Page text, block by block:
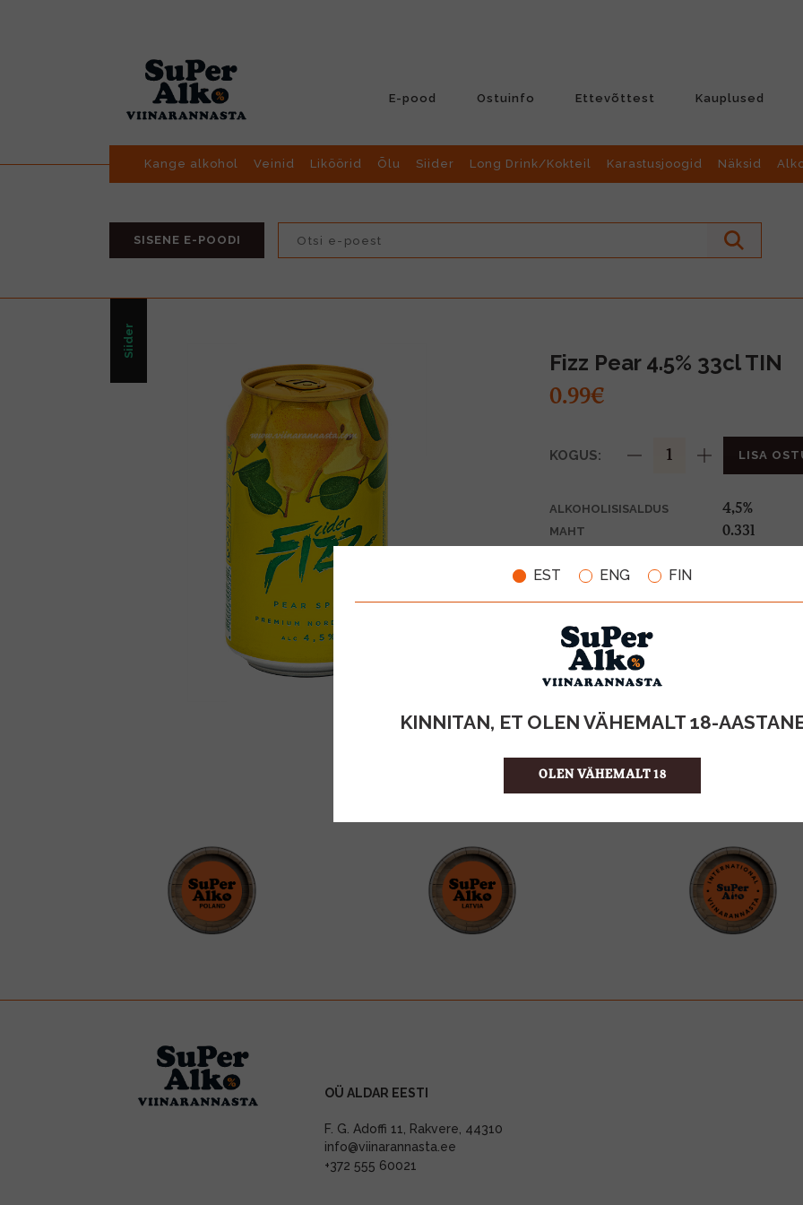
EST ENG FIN
KINNITAN, ET OLEN VÄHEMALT 18-
OLEN VÄHEMALT 18
E-pood Ostuinfo Ettevõttest Kauplused
Kange alkohol Veinid Liköörid Õlu Siider Long Drink/Kokteil Karastusjoogid Näksid
SISENE E-POODI
Siider
Fizz Pear 4.5% 33cl TIN
0.99€
KOGUS: LISA
ALKOHOLISISALDUS 4,5%
MAHT 0.33l
TOOTE LIIK
PANT
KOOD
KOGUS KASTIS
OÜ ALDAR EESTI
F. G. Adoffi 11, Rakvere, 44310
info@viinarannasta.ee
+372 555 60021